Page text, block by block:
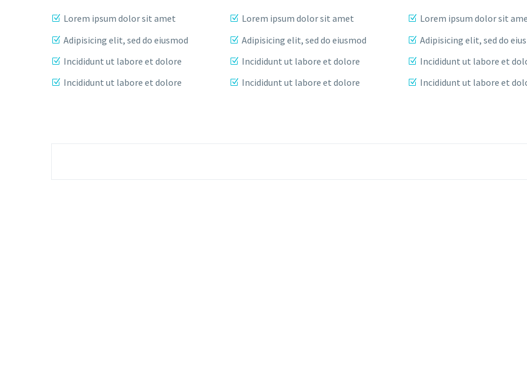
Lorem ipsum dolor sit amet
Adipisicing elit, sed do eiusmod
Incididunt ut labore et dolore
Incididunt ut labore et dolore
Lorem ipsum dolor sit amet
Adipisicing elit, sed do eiusmod
Incididunt ut labore et dolore
Incididunt ut labore et dolore
Lorem ipsum dolor sit
Adipisicing elit, sed do
Incididunt ut labore et
Incididunt ut labore et